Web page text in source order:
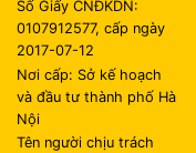
Số Giấy CNĐKDN:
0107912577, cấp ngày
2017-07-12
Nơi cấp: Sở kế hoạch
và đầu tư thành phố Hà
Nội
Tên người chịu trách